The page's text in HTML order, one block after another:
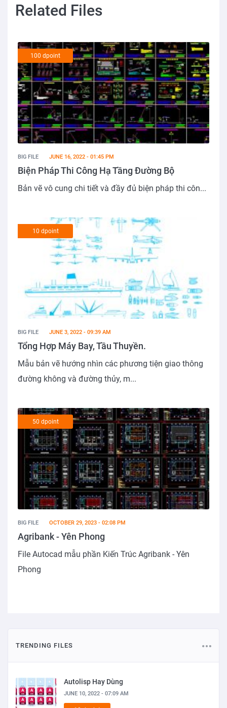
Related Files
100 dpoint
BIG FILE JUNE 16, 2022 - 01:45 PM
Biện Pháp Thi Công Hạ Tầng Đường Bộ
Bản vẽ vô cung chi tiết và đầy đủ biện pháp thi côn...
10 dpoint
BIG FILE JUNE 3, 2022 - 09:39 AM
Tổng Hợp Máy Bay, Tầu Thuyền.
Mẫu bản vẽ hướng nhìn các phương tiện giao thông
đường không và đường thủy, m...
50 dpoint
BIG FILE OCTOBER 29, 2023 - 02:08 PM
Agribank - Yên Phong
File Autocad mẫu phần Kiến Trúc Agribank - Yên
Phong
TRENDING FILES
Autolisp Hay Dùng
JUNE 10, 2022 - 07:09 AM